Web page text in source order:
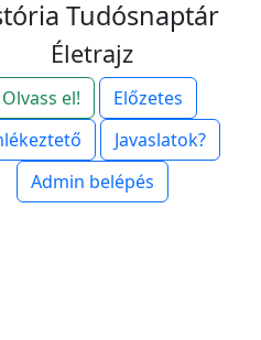
Tudósnaptár
Életrajz
Olvass el!
Előzetes
Javaslatok?
Admin belépés